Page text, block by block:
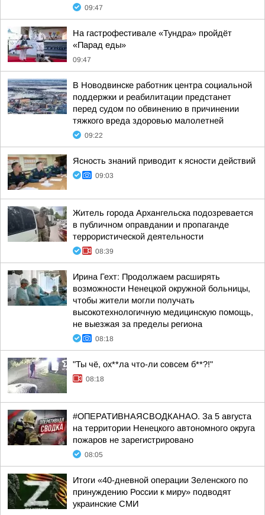
09:47
На гастрофестивале «Тундра» пройдёт
«Парад еды»
09:47
В Новодвинске работник центра социальной
поддержки и реабилитации предстанет
перед судом по обвинению в причинении
тяжкого вреда здоровью малолетней
09:22
Ясность знаний приводит к ясности действий
09:03
Житель города Архангельска подозревается
в публичном оправдании и пропаганде
террористической деятельности
08:39
Ирина Гехт: Продолжаем расширять
возможности Ненецкой окружной больницы,
чтобы жители могли получать
высокотехнологичную медицинскую помощь,
не выезжая за пределы региона
08:18
"Ты чё, ох**ла что-ли совсем б**?!"
08:18
#ОПЕРАТИВНАЯСВОДКАНАО. За 5 августа
на территории Ненецкого автономного округа
пожаров не зарегистрировано
08:05
Итоги «40-дневной операции Зеленского по
принуждению России к миру» подводят
украинские СМИ